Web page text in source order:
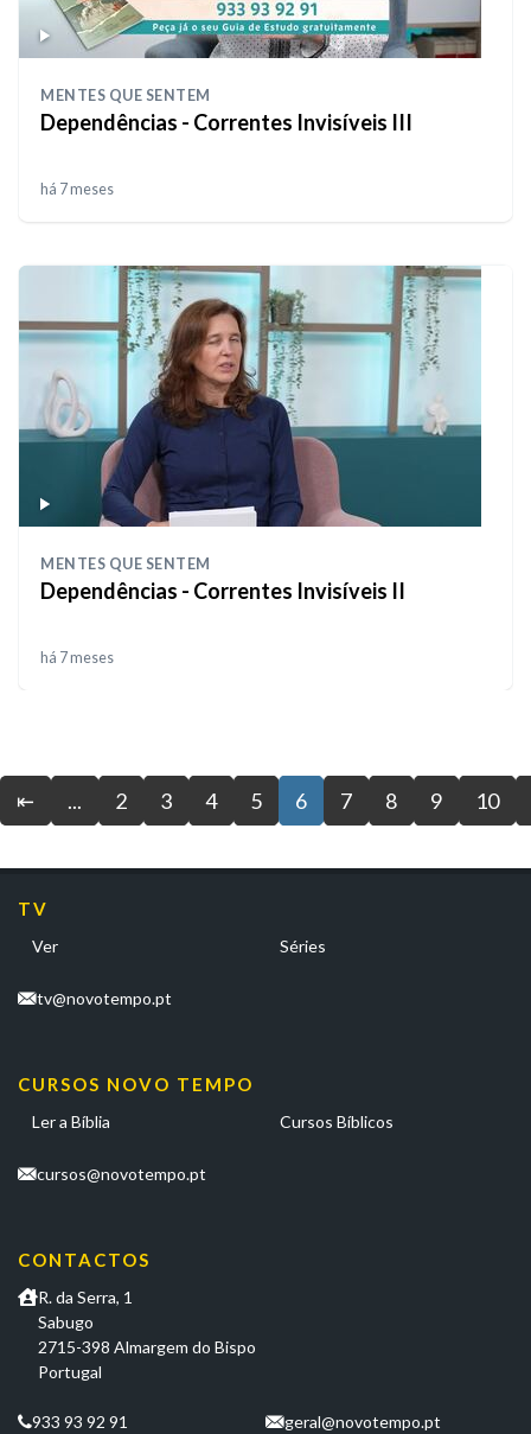
MENTES QUE SENTEM
Dependências - Correntes Invisíveis III
há 7 meses
MENTES QUE SENTEM
Dependências - Correntes Invisíveis II
há 7 meses
⇤ ... 2 3 4 5 6 7 8 9 10
TV
Ver Séries
tv@novotempo.pt
CURSOS NOVO TEMPO
Ler a Bíblia Cursos Bíblicos
cursos@novotempo.pt
CONTACTOS
R. da Serra, 1
Sabugo
2715-398 Almargem do Bispo
Portugal
933 93 92 91 geral@novotempo.pt